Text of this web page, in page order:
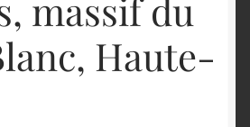
massif du
Haute-